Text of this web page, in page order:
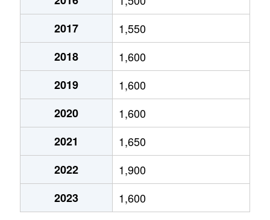
1,700万円
上石切町
2,000万円
上石切町
770万円
上石切町
830万円
上石切町
1,400万円
神田町
2,200万円
神田町
4,000万円
2017
1,550
2018
1,600
2019
1,600
2020
1,600
2021
1,650
2022
1,900
2023
1,600